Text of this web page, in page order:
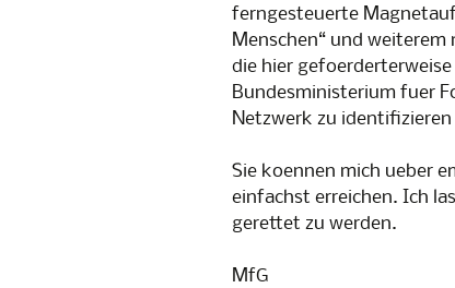
ferngesteuerte
Menschen“ und
die hier
Bundesministerium fuer
Netzwerk zu
Sie koennen mich ueber
einfachst erreichen. Ich
gerettet zu werden.
MfG